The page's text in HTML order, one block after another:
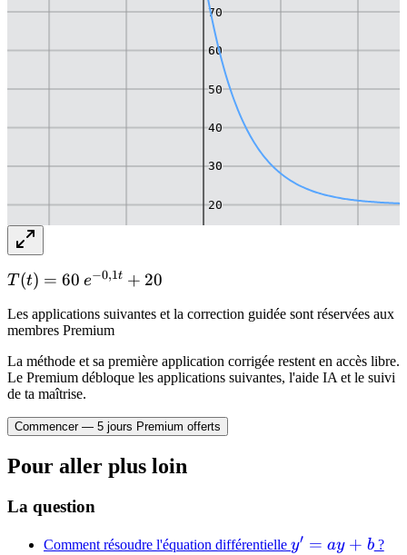
-40 -20
20
30
30
40
50
60
60
70
T(t) =
+ 20
T (t) = 60 e−0,1t + 20
Les applications suivantes et la correction guidée sont réservées aux
membres Premium
La méthode et sa première application corrigée restent en accès libre.
Le Premium débloque les applications suivantes, l'aide IA et le suivi
de ta maîtrise.
Commencer — 5 jours Premium offerts
Pour aller plus loin
La question
Comment résoudre l'équation différentielle y'=ay+b
y′ = ay + b?